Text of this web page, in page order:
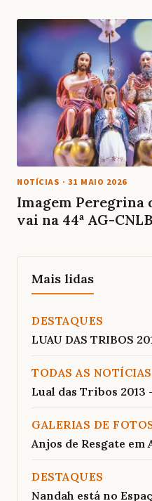
NOTÍCIAS · 31 MAIO 2026
Imagem Peregrina
vai na 44ª AG-CNLB
Mais lidas
DESTAQUES
LUAU DAS TRIBOS
TODAS AS NOTÍCIAS
Lual das Tribos 2013
GALERIAS DE
Anjos de Resgate em
DESTAQUES
Nandah está no